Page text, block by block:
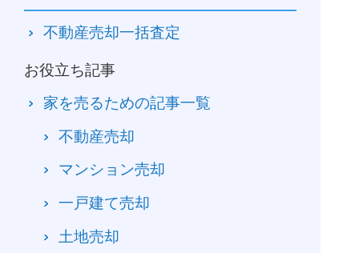
不動産売却一括査定
お役立ち記事
家を売るための記事一覧
不動産売却
マンション売却
一戸建て売却
土地売却